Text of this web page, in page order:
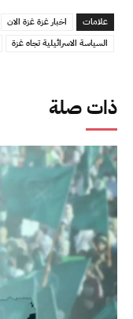
ذات صلة
علامات اخبار غزة غزة الان
السياسة الاسرائيلية تجاه غزة